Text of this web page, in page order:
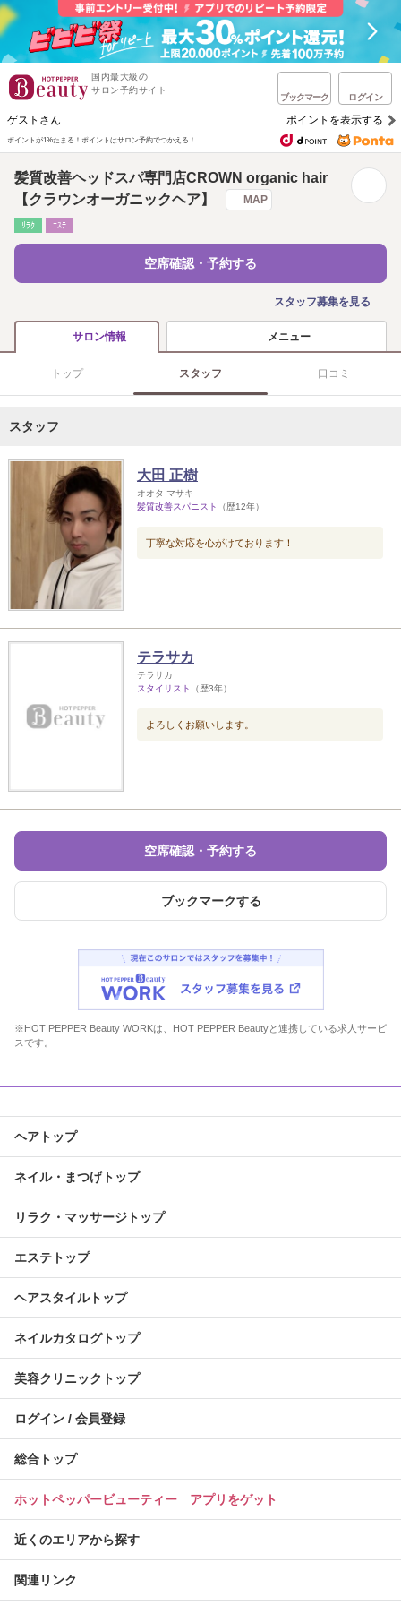
国内最大級の
サロン予約サイト
ブックマーク ログイン
ゲストさん ポイントを表示する
ポイントが1%たまる！ ポイントはサロン予約でつかえる！
髪質改善ヘッドスパ専門店CROWN organic hair
【クラウンオーガニックヘア】
MAP
ﾘﾗｸ ｴｽﾃ
空席確認・予約する
スタッフ募集を見る
サロン情報 メニュー
トップ スタッフ 口コミ
スタッフ
大田 正樹
オオタ マサキ
髪質改善スパニスト
（歴12年）
丁寧な対応を心がけております！
テラサカ
テラサカ
スタイリスト
（歴3年）
よろしくお願いします。
空席確認・予約する
ブックマークする
※HOT PEPPER Beauty WORKは、HOT PEPPER Beautyと連携している求人サービ
スです。
ヘアトップ
ネイル・まつげトップ
リラク・マッサージトップ
エステトップ
ヘアスタイルトップ
ネイルカタログトップ
美容クリニックトップ
ログイン / 会員登録
総合トップ
ホットペッパービューティー アプリをゲット
近くのエリアから探す
関連リンク